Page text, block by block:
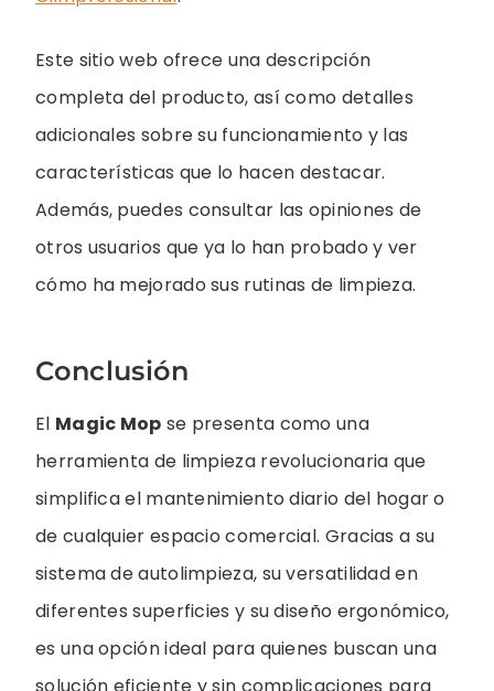
Este sitio web ofrece una descripción
completa del producto, así como detalles
adicionales sobre su funcionamiento y las
características que lo hacen destacar.
Además, puedes consultar las opiniones de
otros usuarios que ya lo han probado y ver
cómo ha mejorado sus rutinas de limpieza.
Conclusión
El Magic Mop se presenta como una
herramienta de limpieza revolucionaria que
simplifica el mantenimiento diario del hogar o
de cualquier espacio comercial. Gracias a su
sistema de autolimpieza, su versatilidad en
diferentes superficies y su diseño ergonómico,
es una opción ideal para quienes buscan una
solución eficiente y sin complicaciones para